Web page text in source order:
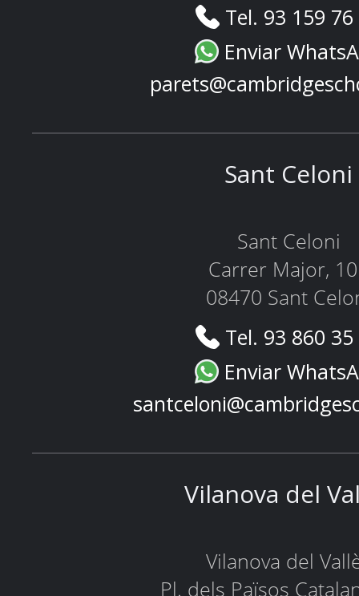
Tel. 93 159
Enviar
Sant Celoni
Sant Celoni
Carrer Major,
08470 Sant
Tel. 93 860
Enviar
Vilanova del
Vilanova del
Pl. dels Països